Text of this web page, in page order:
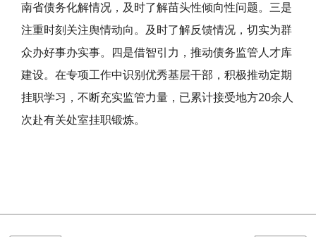
南省债务化解情况，及时了解苗头性倾向性问题。三是
注重时刻关注舆情动向。及时了解反馈情况，切实为群
众办好事办实事。四是借智引力，推动债务监管人才库
建设。在专项工作中识别优秀基层干部，积极推动定期
挂职学习，不断充实监管力量，已累计接受地方20余人
次赴有关处室挂职锻炼。